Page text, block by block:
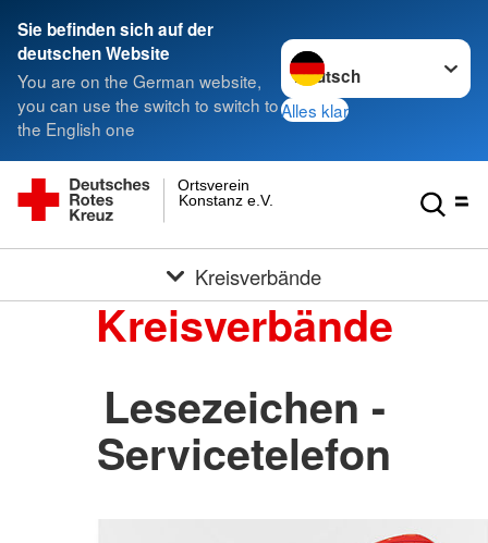
Sie befinden sich auf der
deutschen Website
You are on the German website,
you can use the switch to switch to
the English one
Sprache wechseln zu
Alles klar
Konstanz e.V.
Ortsverein
Kreisverbände
Kreisverbände
Lesezeichen -
Servicetelefon